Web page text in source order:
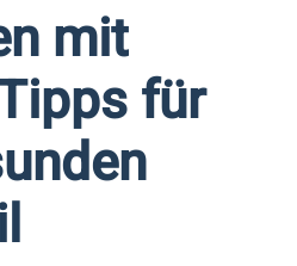
mit
für